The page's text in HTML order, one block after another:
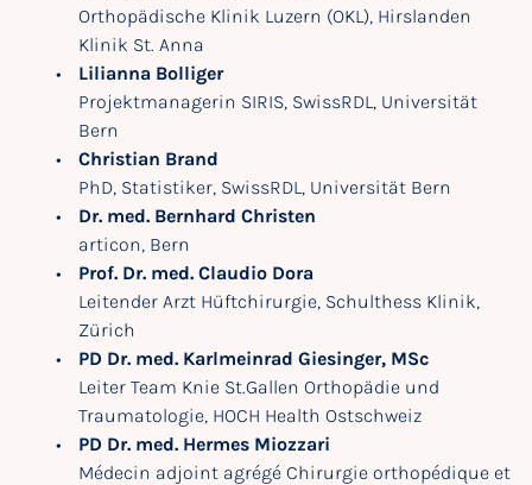
Orthopädische Klinik Luzern (OKL), Hirslanden
Klinik St. Anna
Lilianna Bolliger
Projektmanagerin SIRIS, SwissRDL, Universität
Bern
Christian Brand
PhD, Statistiker, SwissRDL, Universität Bern
Dr. med. Bernhard Christen
articon, Bern
Prof. Dr. med. Claudio Dora
Leitender Arzt Hüftchirurgie, Schulthess Klinik,
Zürich
PD Dr. med. Karlmeinrad Giesinger, MSc
Leiter Team Knie St.Gallen Orthopädie und
Traumatologie, HOCH Health Ostschweiz
PD Dr. med. Hermes Miozzari
Médecin adjoint agrégé Chirurgie orthopédique et